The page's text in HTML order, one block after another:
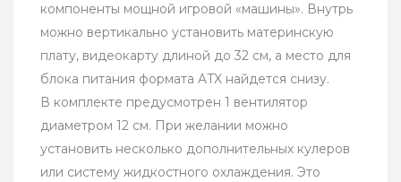
компоненты мощной игровой «машины». Внутрь
можно вертикально установить материнскую
плату, видеокарту длиной до 32 см, а место для
блока питания формата ATX найдется снизу.
В комплекте предусмотрен 1 вентилятор
диаметром 12 см. При желании можно
установить несколько дополнительных кулеров
или систему жидкостного охлаждения. Это